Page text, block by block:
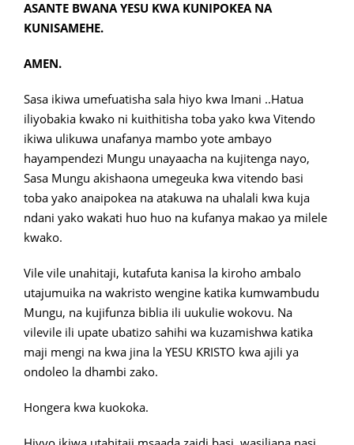
ASANTE BWANA YESU KWA KUNIPOKEA NA
KUNISAMEHE.
AMEN.
Sasa ikiwa umefuatisha sala hiyo kwa Imani ..Hatua
iliyobakia kwako ni kuithitisha toba yako kwa Vitendo
ikiwa ulikuwa unafanya mambo yote ambayo
hayampendezi Mungu unayaacha na kujitenga nayo,
Sasa Mungu akishaona umegeuka kwa vitendo basi
toba yako anaipokea na atakuwa na uhalali kwa kuja
ndani yako wakati huo huo na kufanya makao ya milele
kwako.
Vile vile unahitaji, kutafuta kanisa la kiroho ambalo
utajumuika na wakristo wengine katika kumwambudu
Mungu, na kujifunza biblia ili uukulie wokovu. Na
vilevile ili upate ubatizo sahihi wa kuzamishwa katika
maji mengi na kwa jina la YESU KRISTO kwa ajili ya
ondoleo la dhambi zako.
Hongera kwa kuokoka.